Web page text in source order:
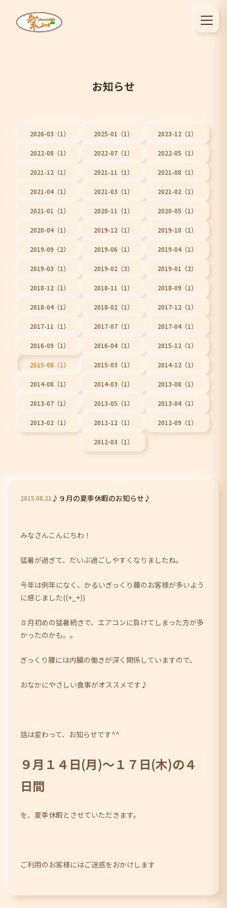
お知らせ
2026-03（1） 2025-01（1） 2023-12（1）
2022-08（1） 2022-07（1） 2022-05（1）
2021-12（1） 2021-11（1） 2021-08（1）
2021-04（1） 2021-03（1） 2021-02（1）
2021-01（1） 2020-11（1） 2020-05（1）
2020-04（1） 2019-12（1） 2019-10（1）
2019-09（2） 2019-06（1） 2019-04（1）
2019-03（1） 2019-02（3） 2019-01（2）
2018-12（1） 2018-11（1） 2018-09（1）
2018-04（1） 2018-02（1） 2017-12（1）
2017-11（1） 2017-07（1） 2017-04（1）
2016-09（1） 2016-04（1） 2015-12（1）
2015-08（1） 2015-03（1） 2014-12（1）
2014-08（1） 2014-03（1） 2013-08（1）
2013-07（1） 2013-05（1） 2013-04（1）
2013-02（1） 2012-12（1） 2012-09（1）
2012-03（1）
2015.08.21 ♪９月の夏季休暇のお知らせ♪
みなさんこんにちわ！
猛暑が過ぎて、だいぶ過ごしやすくなりましたね。
今年は例年になく、かるいぎっくり腰のお客様が多いよう
に感じました((+_+))
８月初めの猛暑続きで、エアコンに負けてしまった方が多
かったのかも。。
ぎっくり腰には内臓の働きが深く関係していますので、
おなかにやさしい食事がオススメです♪
話は変わって、お知らせです^^
９月１４日(月)～１７日(木)の４
日間
を、夏季休暇とさせていただきます。
ご利用のお客様にはご迷惑をおかけします